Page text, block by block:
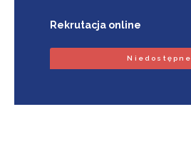
Rekrutacja online
Niedostępne